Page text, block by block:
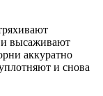
высаживают
аккуратно
и снова